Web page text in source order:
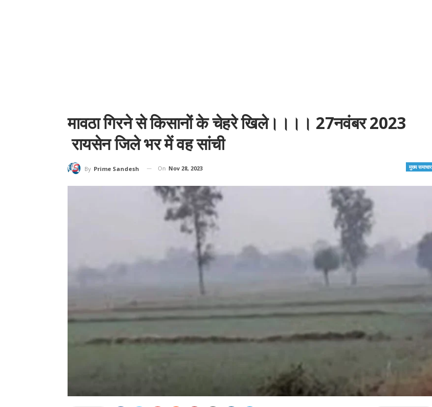
मावठा गिरने से किसानों के चेहरे खिले।।।। 27नवंबर 2023
रायसेन जिले भर में वह सांची
मुख्य समाचार
By Prime Sandesh On Nov 28, 2023